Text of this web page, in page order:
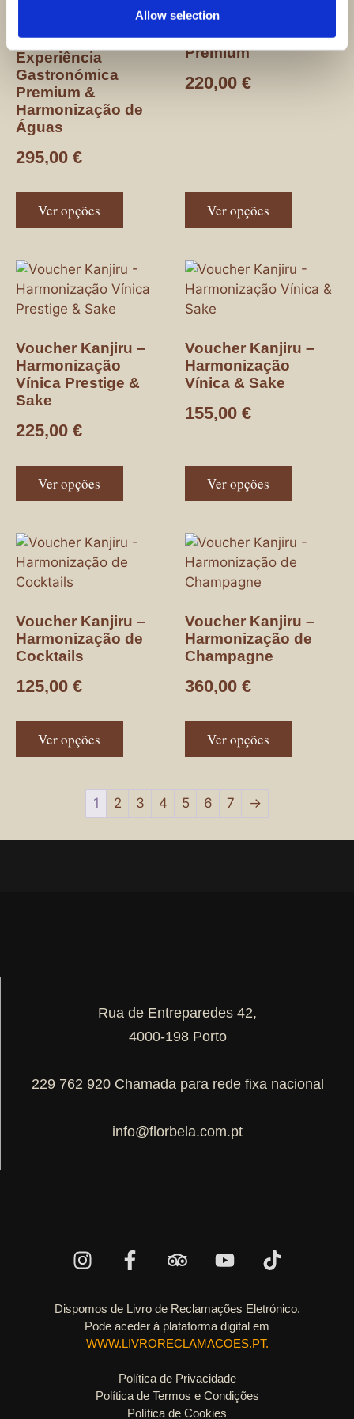
Allow selection
Voucher Kanjiru -
Experiência
Gastronómica
Premium &
Harmonização de
Águas
295,00 €
Ver opções
Experiência
Gastronómica
Premium
220,00 €
Ver opções
Voucher Kanjiru –
Harmonização
Vínica Prestige &
Sake
225,00 €
Ver opções
Voucher Kanjiru –
Harmonização
Vínica & Sake
155,00 €
Ver opções
Voucher Kanjiru –
Harmonização de
Cocktails
125,00 €
Ver opções
Voucher Kanjiru –
Harmonização de
Champagne
360,00 €
Ver opções
1 2 3 4 5 6 7 →
Rua de Entreparedes 42,
4000-198 Porto
229 762 920 Chamada para rede fixa nacional
info@florbela.com.pt
Dispomos de Livro de Reclamações Eletrónico.
Pode aceder à plataforma digital em
WWW.LIVRORECLAMACOES.PT.
Política de Privacidade
Política de Termos e Condições
Política de Cookies